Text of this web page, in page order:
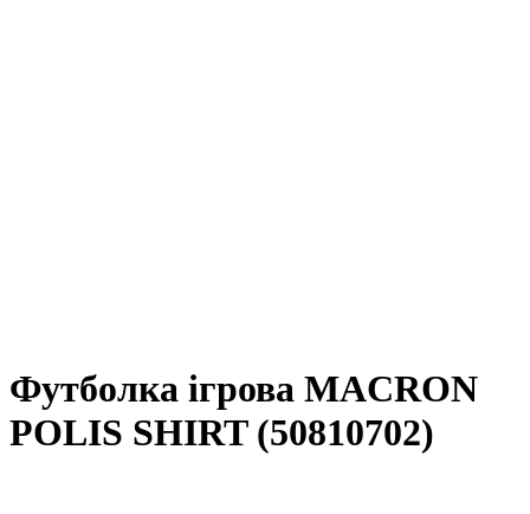
Футболка ігрова MACRON
POLIS SHIRT (50810702)